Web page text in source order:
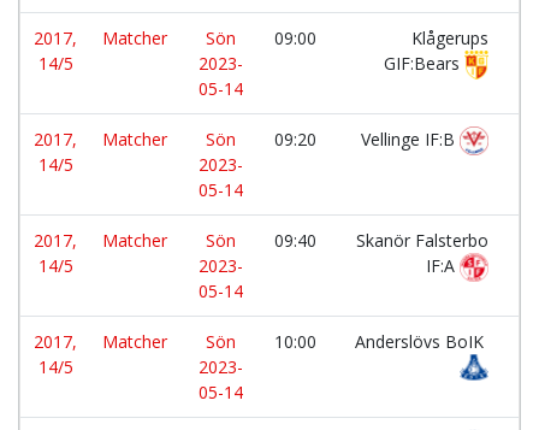
2017,
14/5
Matcher
Sön
2023-
05-14
09:00
Klågerups
GIF:Bears
2017,
14/5
Matcher
Sön
2023-
05-14
09:20 Vellinge IF:B
2017,
14/5
Matcher
Sön
2023-
05-14
09:40
Skanör Falsterbo
IF:A
2017,
14/5
Matcher
Sön
2023-
05-14
10:00 Anderslövs BoIK